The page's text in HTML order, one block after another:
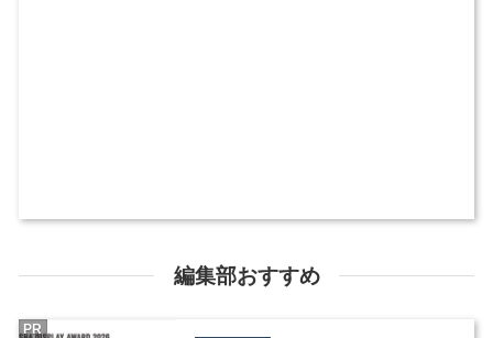
編集部おすすめ
PR